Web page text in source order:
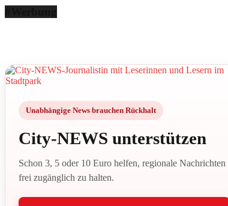
Unabhängige News brauchen Rückhalt
City-NEWS unterstützen
Schon 3, 5 oder 10 Euro helfen, regionale Nachrichten
frei zugänglich zu halten.